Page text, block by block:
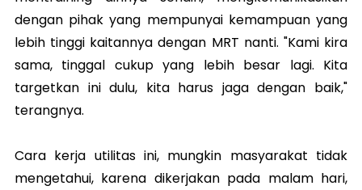
dengan pihak yang mempunyai kemampuan yang
lebih tinggi kaitannya dengan MRT nanti. "Kami kira
sama, tinggal cukup yang lebih besar lagi. Kita
targetkan ini dulu, kita harus jaga dengan baik,"
terangnya.
Cara kerja utilitas ini, mungkin masyarakat tidak
mengetahui, karena dikerjakan pada malam hari,